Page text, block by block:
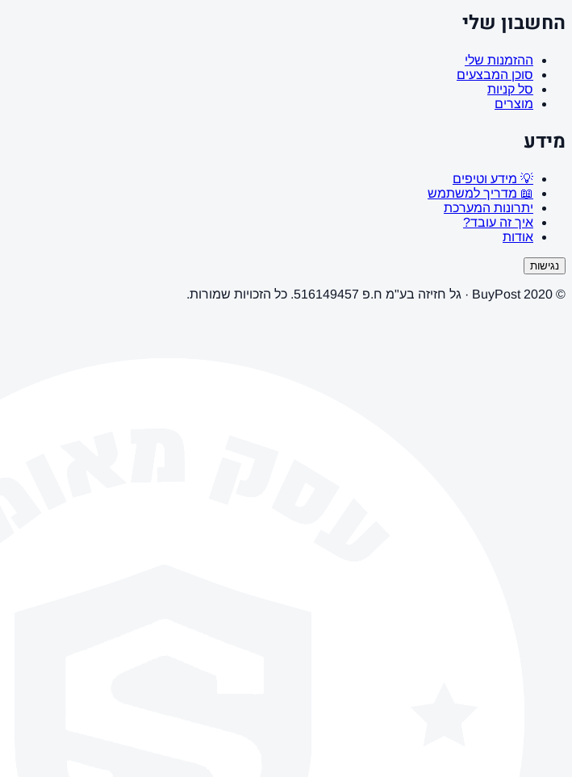
החשבון שלי
ההזמנות שלי
סוכן המבצעים
סל קניות
מוצרים
מידע
💡 מידע וטיפים
📖 מדריך למשתמש
יתרונות המערכת
איך זה עובד?
אודות
נגישות
© 2020 BuyPost · גל חזיזה בע"מ ח.פ 516149457. כל הזכויות שמורות.